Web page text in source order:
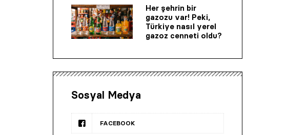
Her şehrin bir
gazozu var! Peki,
Türkiye nasıl yerel
gazoz cenneti oldu?
Sosyal Medya
FACEBOOK